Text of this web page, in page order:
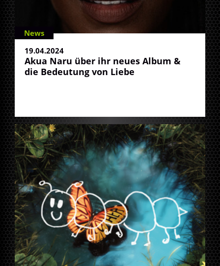
News
19.04.2024
Akua Naru über ihr neues Album &
die Bedeutung von Liebe